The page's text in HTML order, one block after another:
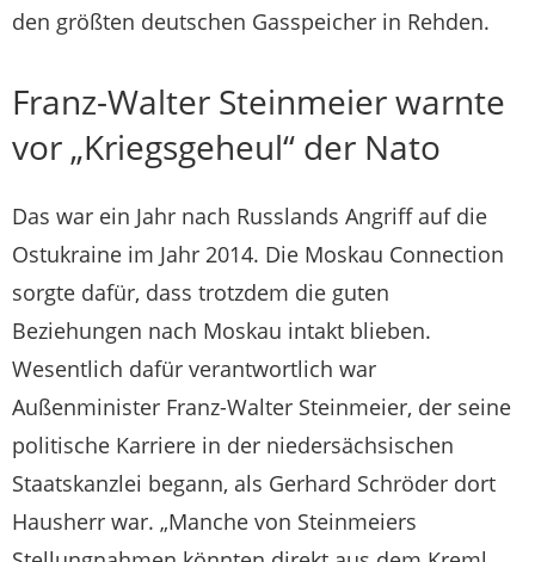
den größten deutschen Gasspeicher in Rehden.
Franz-Walter Steinmeier warnte
vor „Kriegsgeheul“ der Nato
Das war ein Jahr nach Russlands Angriff auf die
Ostukraine im Jahr 2014. Die Moskau Connection
sorgte dafür, dass trotzdem die guten
Beziehungen nach Moskau intakt blieben.
Wesentlich dafür verantwortlich war
Außenminister Franz-Walter Steinmeier, der seine
politische Karriere in der niedersächsischen
Staatskanzlei begann, als Gerhard Schröder dort
Hausherr war. „Manche von Steinmeiers